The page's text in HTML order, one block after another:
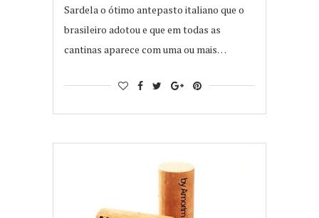
Sardela o ótimo antepasto italiano que o
brasileiro adotou e que em todas as
cantinas aparece com uma ou mais…